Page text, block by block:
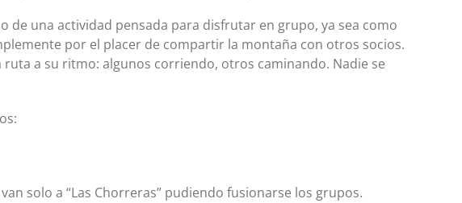
de una actividad pensada para disfrutar en grupo, ya sea como
por el placer de compartir la montaña con otros socios.
a su ritmo: algunos corriendo, otros caminando. Nadie se
solo a “Las Chorreras” pudiendo fusionarse los grupos.